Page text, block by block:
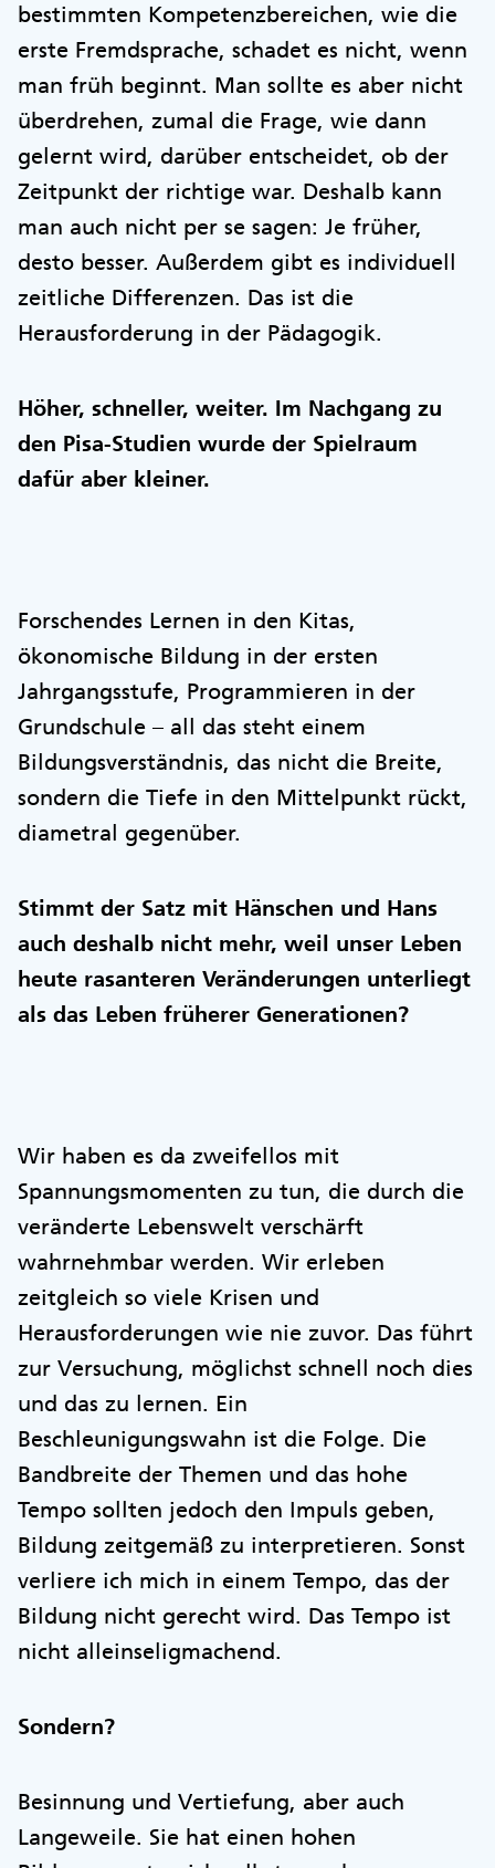
bestimmten Kompetenzbereichen, wie die
erste Fremdsprache, schadet es nicht, wenn
man früh beginnt. Man sollte es aber nicht
überdrehen, zumal die Frage, wie dann
gelernt wird, darüber entscheidet, ob der
Zeitpunkt der richtige war. Deshalb kann
man auch nicht per se sagen: Je früher,
desto besser. Außerdem gibt es individuell
zeitliche Differenzen. Das ist die
Herausforderung in der Pädagogik.
Höher, schneller, weiter. Im Nachgang zu
den Pisa-Studien wurde der Spielraum
dafür aber kleiner.
Forschendes Lernen in den Kitas,
ökonomische Bildung in der ersten
Jahrgangsstufe, Programmieren in der
Grundschule – all das steht einem
Bildungsverständnis, das nicht die Breite,
sondern die Tiefe in den Mittelpunkt rückt,
diametral gegenüber.
Stimmt der Satz mit Hänschen und Hans
auch deshalb nicht mehr, weil unser Leben
heute rasanteren Veränderungen unterliegt
als das Leben früherer Generationen?
Wir haben es da zweifellos mit
Spannungsmomenten zu tun, die durch die
veränderte Lebenswelt verschärft
wahrnehmbar werden. Wir erleben
zeitgleich so viele Krisen und
Herausforderungen wie nie zuvor. Das führt
zur Versuchung, möglichst schnell noch dies
und das zu lernen. Ein
Beschleunigungswahn ist die Folge. Die
Bandbreite der Themen und das hohe
Tempo sollten jedoch den Impuls geben,
Bildung zeitgemäß zu interpretieren. Sonst
verliere ich mich in einem Tempo, das der
Bildung nicht gerecht wird. Das Tempo ist
nicht alleinseligmachend.
Sondern?
Besinnung und Vertiefung, aber auch
Langeweile. Sie hat einen hohen